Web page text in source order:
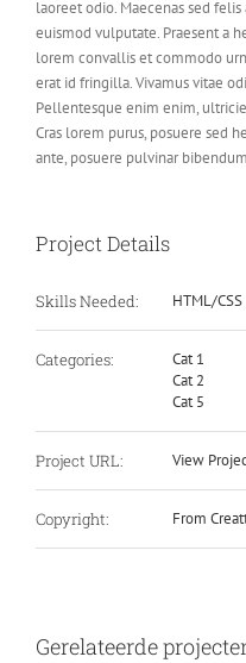
laoreet odio. Maecenas sed
euismod vulputate. Praesent a
lorem convallis et commodo
erat id fringilla. Vivamus vitae
Pellentesque enim enim,
Cras lorem purus, posuere sed
ante, posuere pulvinar
Project Details
Skills Needed: HTML/CSS
Categories:
Cat 1
Cat 2
Cat 5
Project URL: View
Copyright: From
Gerelateerde